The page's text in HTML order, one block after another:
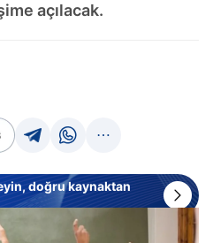
açılacak.
doğru kaynaktan